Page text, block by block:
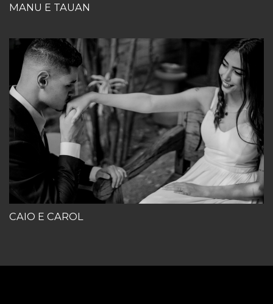
MANU E TAUAN
CAIO E CAROL